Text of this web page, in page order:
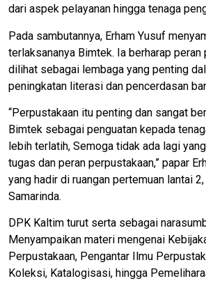
dari aspek pelayanan hingga tenaga
Pada sambutannya, Erham Yusuf
terlaksananya Bimtek. Ia berharap
dilihat sebagai lembaga yang penting
peningkatan literasi dan pencerdasan
“Perpustakaan itu penting dan sangat
Bimtek sebagai penguatan kepada
lebih terlatih, Semoga tidak ada lagi
tugas dan peran perpustakaan,” papar
yang hadir di ruangan pertemuan lantai
Samarinda.
DPK Kaltim turut serta sebagai
Menyampaikan materi mengenai
Perpustakaan, Pengantar Ilmu
Koleksi, Katalogisasi, hingga